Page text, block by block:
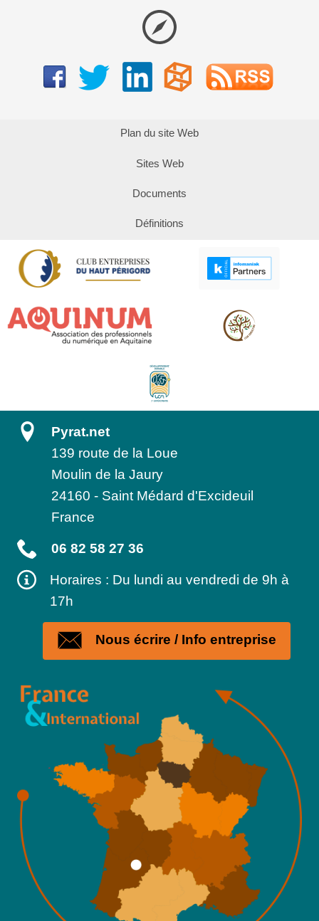
Plan du site Web
Sites Web
Documents
Définitions
Pyrat.net
139 route de la Loue
Moulin de la Jaury
24160 - Saint Médard d'Excideuil
France
06 82 58 27 36
Horaires : Du lundi au vendredi de 9h à
17h
Nous écrire / Info entreprise